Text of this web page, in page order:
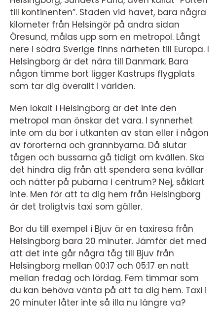
till kontinenten”. Staden vid havet, bara några
kilometer från Helsingör på andra sidan
Öresund, målas upp som en metropol. Långt
nere i södra Sverige finns närheten till Europa. I
Helsingborg är det nära till Danmark. Bara
någon timme bort ligger Kastrups flygplats
som tar dig överallt i världen.
Men lokalt i Helsingborg är det inte den
metropol man önskar det vara. I synnerhet
inte om du bor i utkanten av stan eller i någon
av förorterna och grannbyarna. Då slutar
tågen och bussarna gå tidigt om kvällen. Ska
det hindra dig från att spendera sena kvällar
och nätter på pubarna i centrum? Nej, såklart
inte. Men för att ta dig hem från Helsingborg
är det troligtvis taxi som gäller.
Bor du till exempel i Bjuv är en taxiresa från
Helsingborg bara 20 minuter. Jämför det med
att det inte går några tåg till Bjuv från
Helsingborg mellan 00:17 och 05:17 en natt
mellan fredag och lördag. Fem timmar som
du kan behöva vänta på att ta dig hem. Taxi i
20 minuter låter inte så illa nu längre va?